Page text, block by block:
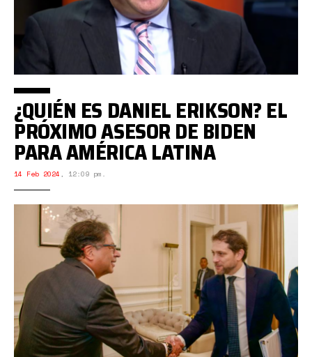
¿QUIÉN ES DANIEL ERIKSON? EL
PRÓXIMO ASESOR DE BIDEN
PARA AMÉRICA LATINA
14 Feb 2024 , 12:09 pm.